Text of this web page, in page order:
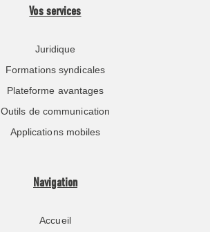
Vos services
Juridique
Formations syndicales
Plateforme avantages
Outils de communication
Applications mobiles
Navigation
Accueil